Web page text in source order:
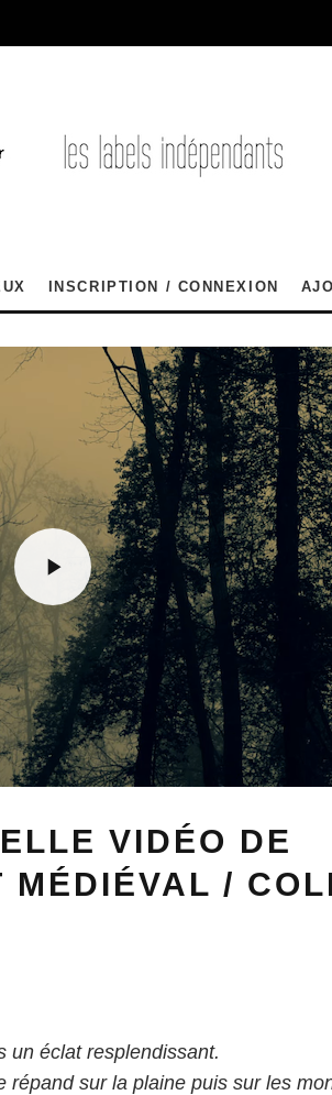
INSCRIPTION / CONNEXION
VIDÉO DE
MÉDIÉVAL /
un éclat resplendissant.
répand sur la plaine puis sur les